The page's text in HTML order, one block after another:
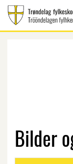
Bilder